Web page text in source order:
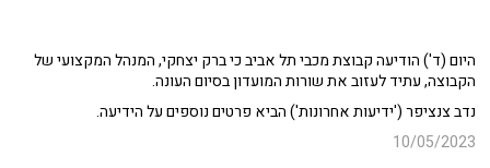
היום (ד') הודיעה קבוצת מכבי תל אביב כי ברק יצחקי, המנהל המקצועי של
הקבוצה, עתיד לעזוב את שורות המועדון בסיום העונה.
נדב צנציפר ('ידיעות אחרונות') הביא פרטים נוספים על הידיעה.
10/05/2023